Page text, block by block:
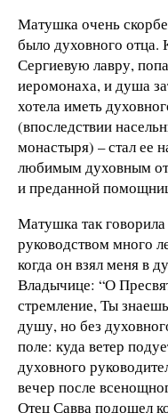
Матушка очень
было духовного отца.
Сергиевую лавру,
иеромонаха, и душа
хотела иметь
(впоследствии
монастыря) – стал ее
любимым духовным
и преданной
Матушка так
руководством много
когда он взял меня в
Владычице: “О
стремление, Ты
душу, но без
поле: куда ветер
духовного
вечер после
Отец Савва подошел